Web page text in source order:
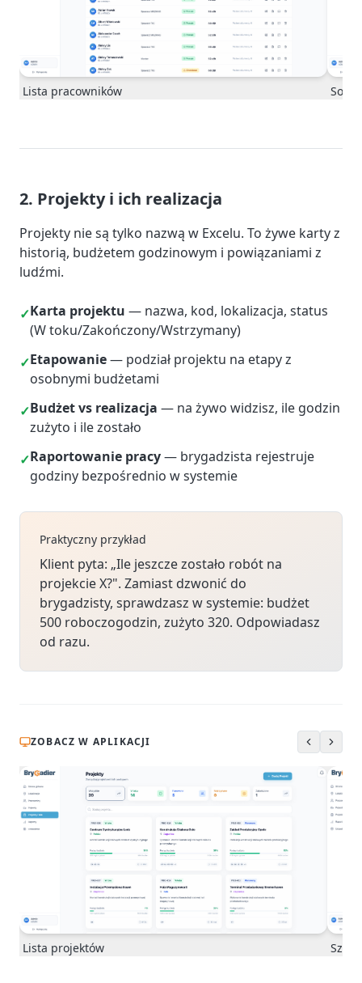
Lista pracowników
Praktyczny przykład
Klient pyta: „Ile jeszcze zostało robót na
projekcie X?". Zamiast dzwonić do
brygadzisty, sprawdzasz w systemie: budżet
500 roboczogodzin, zużyto 320. Odpowiadasz
od razu.
2. Projekty i ich realizacja
Projekty nie są tylko nazwą w Excelu. To żywe karty z
historią, budżetem godzinowym i powiązaniami z
ludźmi.
✓Karta projektu — nazwa, kod, lokalizacja, status
(W toku/Zakończony/Wstrzymany)
✓Etapowanie— podział projektu na etapy z
osobnymi budżetami
✓Budżet vs realizacja — na żywo widzisz, ile godzin
zużyto i ile zostało
✓Raportowanie pracy— brygadzista rejestruje
godziny bezpośrednio w systemie
ZOBACZ W APLIKACJI
Lista projektów